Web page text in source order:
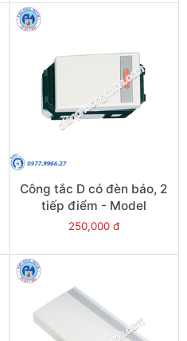
Công tắc D có đèn báo, 2
tiếp điểm - Model
WEV5533-7SW
250,000 đ